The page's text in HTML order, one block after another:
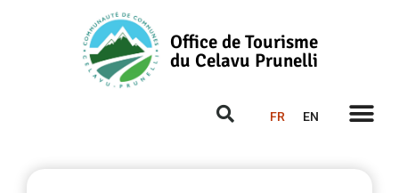
Office de Tourisme
du Celavu Prunelli
FR EN